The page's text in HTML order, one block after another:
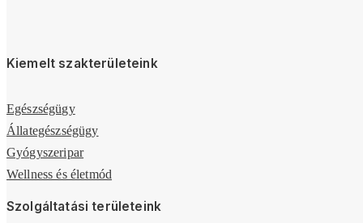
Kiemelt szakterületeink
Egészségügy
Állategészségügy
Gyógyszeripar
Wellness és életmód
Szolgáltatási területeink